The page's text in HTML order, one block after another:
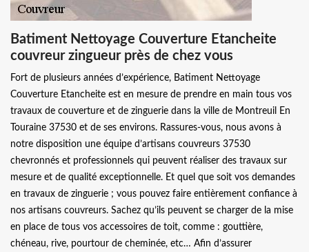
Batiment Nettoyage Couverture Etancheite
couvreur zingueur près de chez vous
Fort de plusieurs années d’expérience, Batiment Nettoyage
Couverture Etancheite est en mesure de prendre en main tous vos
travaux de couverture et de zinguerie dans la ville de Montreuil En
Touraine 37530 et de ses environs. Rassures-vous, nous avons à
notre disposition une équipe d’artisans couvreurs 37530
chevronnés et professionnels qui peuvent réaliser des travaux sur
mesure et de qualité exceptionnelle. Et quel que soit vos demandes
en travaux de zinguerie ; vous pouvez faire entièrement confiance à
nos artisans couvreurs. Sachez qu’ils peuvent se charger de la mise
en place de tous vos accessoires de toit, comme : gouttière,
chéneau, rive, pourtour de cheminée, etc… Afin d’assurer